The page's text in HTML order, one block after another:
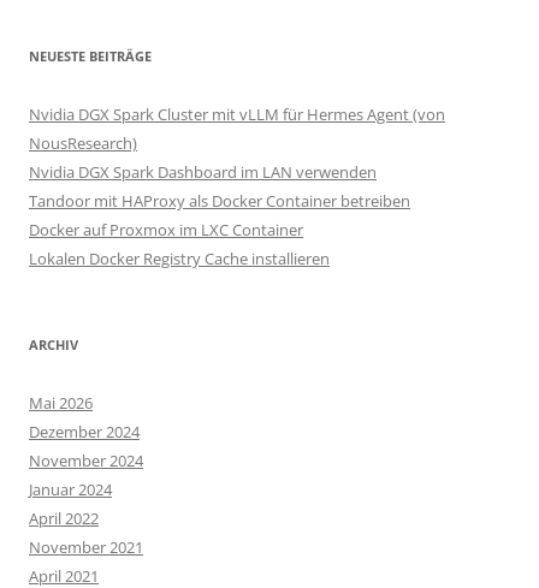
NEUESTE BEITRÄGE
Nvidia DGX Spark Cluster mit vLLM für Hermes Agent (von
NousResearch)
Nvidia DGX Spark Dashboard im LAN verwenden
Tandoor mit HAProxy als Docker Container betreiben
Docker auf Proxmox im LXC Container
Lokalen Docker Registry Cache installieren
ARCHIV
Mai 2026
Dezember 2024
November 2024
Januar 2024
April 2022
November 2021
April 2021